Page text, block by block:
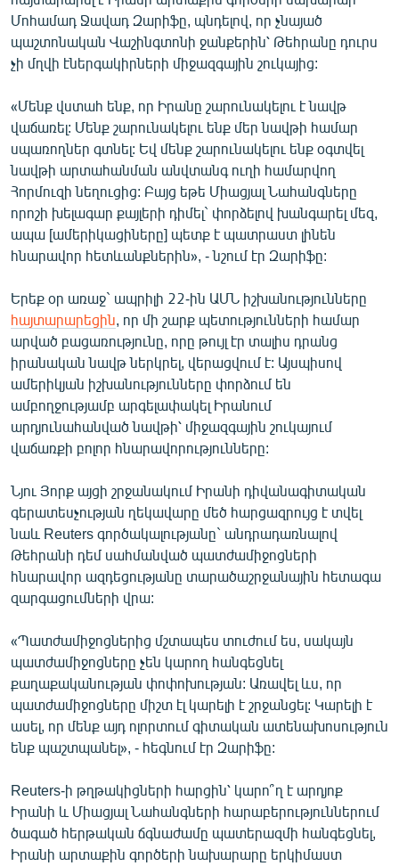
ՓՈԴՔԱՍԹ
Հայերեն
Русский
ՀԵՏԵՎԵՔ ՄԵԶ
Մոհամադ Ջավադ Զարիֆը, պնդելով, որ չնայած
պաշտոնական Վաշինգտոնի ջանքերին՝ Թեհրանը դուրս
չի մղվի էներգակիրների միջազգային շուկայից:
«Մենք վստահ ենք, որ Իրանը շարունակելու է նավթ
վաճառել: Մենք շարունակելու ենք մեր նավթի համար
սպառողներ գտնել: Եվ մենք շարունակելու ենք օգտվել
նավթի արտահանման անվտանգ ուղի համարվող
Հորմուզի նեղուցից: Բայց եթե Միացյալ Նահանգները
որոշի խելագար քայլերի դիմել` փորձելով խանգարել մեզ,
ապա [ամերիկացիները] պետք է պատրաստ լինեն
հնարավոր հետևանքներին», - նշում էր Զարիֆը:
Երեք օր առաջ` ապրիլի 22-ին ԱՄՆ իշխանությունները
հայտարարեցին , որ մի շարք պետությունների համար
արված բացառությունը, որը թույլ էր տալիս դրանց
իրանական նավթ ներկրել, վերացվում է: Այսպիսով
ամերիկյան իշխանությունները փորձում են
ամբողջությամբ արգելափակել Իրանում
արդյունահանված նավթի՝ միջազգային շուկայում
վաճառքի բոլոր հնարավորությունները:
Նյու Յորք այցի շրջանակում Իրանի դիվանագիտական
գերատեսչության ղեկավարը մեծ հարցազրույց է տվել
նաև Reuters գործակալությանը` անդրադառնալով
Թեհրանի դեմ սահմանված պատժամիջոցների
հնարավոր ազդեցությանը տարածաշրջանային հետագա
զարգացումների վրա:
«Պատժամիջոցներից մշտապես տուժում ես, սակայն
պատժամիջոցները չեն կարող հանգեցնել
քաղաքականության փոփոխության: Առավել ևս, որ
պատժամիջոցները միշտ էլ կարելի է շրջանցել: Կարելի է
ասել, որ մենք այդ ոլորտում գիտական ատենախոսություն
ենք պաշտպանել», - հեգնում էր Զարիֆը:
Reuters-ի թղթակիցների հարցին՝ կարո՞ղ է արդյոք
Իրանի և Միացյալ Նահանգների հարաբերություններում
ծագած հերթական ճգնաժամը պատերազմի հանգեցնել,
Իրանի արտաքին գործերի նախարարը երկիմաստ